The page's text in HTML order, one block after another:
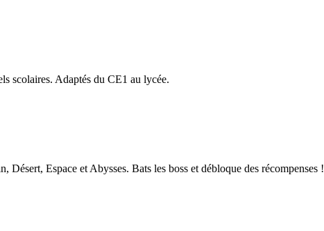
scolaires. Adaptés du CE1 au lycée.
Désert, Espace et Abysses. Bats les boss et débloque des récompenses !